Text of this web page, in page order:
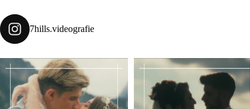
7hills.videografie